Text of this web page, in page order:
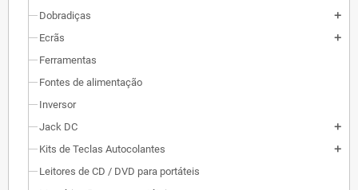
Dobradiças
add
Ecrãs add
Ferramentas
Fontes de alimentação
Inversor
Jack DC
add
Kits de Teclas Autocolantes add
Leitores de CD / DVD para portáteis